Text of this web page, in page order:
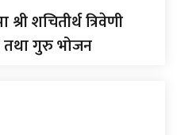
शचितीर्थ त्रिवेणी
गुरु भोजन